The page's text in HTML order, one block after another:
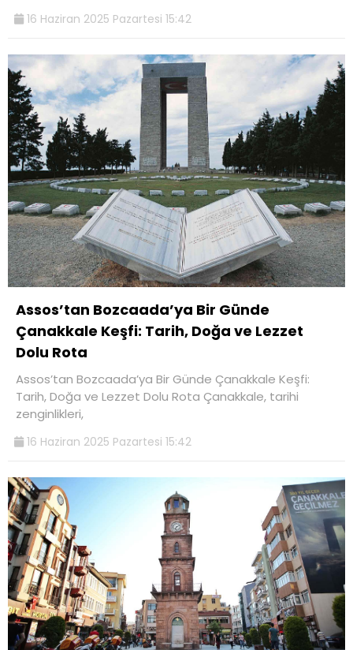
16 Haziran 2025 Pazartesi 15:42
Assos’tan Bozcaada’ya Bir Günde
Çanakkale Keşfi: Tarih, Doğa ve Lezzet
Dolu Rota
Assos’tan Bozcaada’ya Bir Günde Çanakkale Keşfi:
Tarih, Doğa ve Lezzet Dolu Rota Çanakkale, tarihi
zenginlikleri,
16 Haziran 2025 Pazartesi 15:42